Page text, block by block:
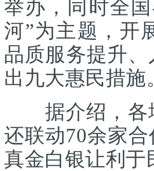
举办，同时全
河”为主题，开
品质服务提升
出九大惠民措施
据介绍，各地
还联动70余家
真金白银让利于